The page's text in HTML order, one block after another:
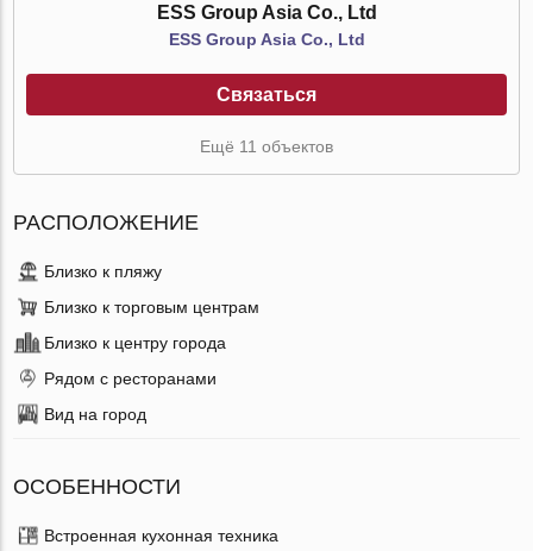
ESS Group Asia Co., Ltd
ESS Group Asia Co., Ltd
Связаться
Ещё 11 объектов
РАСПОЛОЖЕНИЕ
Близко к пляжу
Близко к торговым центрам
Близко к центру города
Рядом с ресторанами
Вид на город
ОСОБЕННОСТИ
Встроенная кухонная техника